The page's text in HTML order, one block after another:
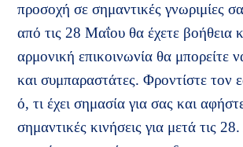
προσοχή σε σημαντικές γνωριμίες
από τις 28 Μαΐου θα έχετε βοήθεια
αρμονική επικοινωνία θα μπορείτε
και συμπαραστάτες. Φροντίστε τον
ό, τι έχει σημασία για σας και
σημαντικές κινήσεις για μετά τις